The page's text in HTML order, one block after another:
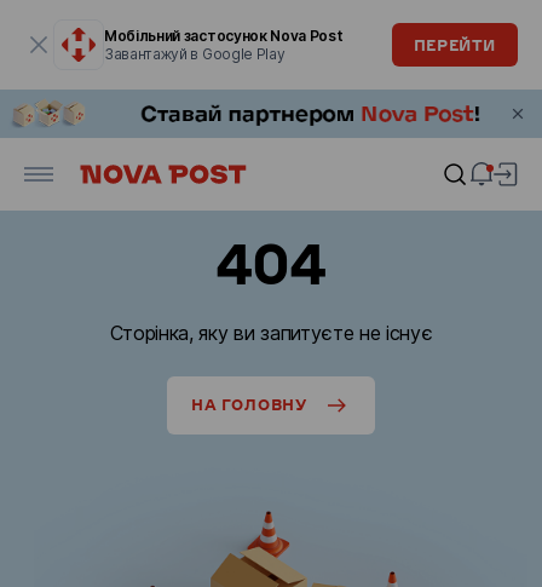
Мобільний застосунок Nova Post
Завантажуй в Google Play
ПЕРЕЙТИ
404
Сторінка, яку ви запитуєте не існує
НА ГОЛОВНУ